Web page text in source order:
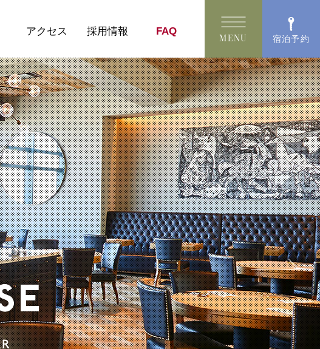
アクセス 採用情報 FAQ
MENU 宿泊予約
中文(繁體字)
한국어